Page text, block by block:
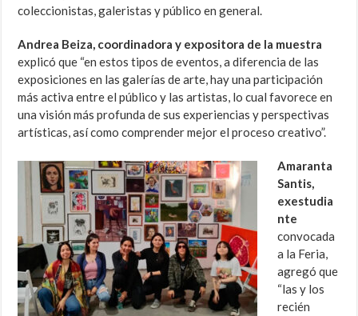
coleccionistas, galeristas y público en general.
Andrea Beiza, coordinadora y expositora de la muestra
explicó que “en estos tipos de eventos, a diferencia de las
exposiciones en las galerías de arte, hay una participación
más activa entre el público y las artistas, lo cual favorece en
una visión más profunda de sus experiencias y perspectivas
artísticas, así como comprender mejor el proceso creativo”.
Amaranta
Santis,
exestudia
nte
convocada
a la Feria,
agregó que
“las y los
recién